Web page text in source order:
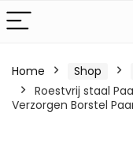
Home Shop
Roestvrij staal
Verzorgen Borstel